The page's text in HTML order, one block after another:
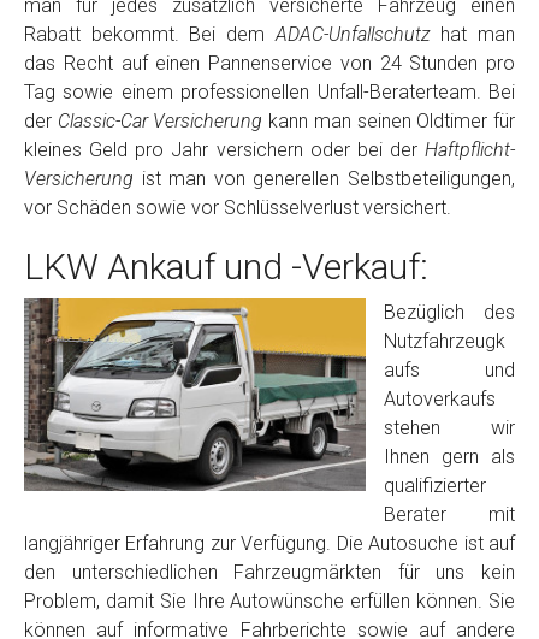
man für jedes zusätzlich versicherte Fahrzeug einen
Rabatt bekommt. Bei demADAC-Unfallschutzhat man
das Recht auf einen Pannenservice von 24 Stunden pro
Tag sowie einem professionellen Unfall-Beraterteam. Bei
der Classic-Car Versicherung kann man seinen Oldtimer für
kleines Geld pro Jahr versichern oder bei der Haftpflicht-
Versicherung ist man von generellen Selbstbeteiligungen,
vor Schäden sowie vor Schlüsselverlust versichert.
LKW Ankauf und -Verkauf:
Bezüglich des
Nutzfahrzeugk
aufs und
Autoverkaufs
stehen wir
Ihnen gern als
qualifizierter
Berater mit
langjähriger Erfahrung zur Verfügung. Die Autosuche ist auf
den unterschiedlichen Fahrzeugmärkten für uns kein
Problem, damit Sie Ihre Autowünsche erfüllen können. Sie
können auf informative Fahrberichte sowie auf andere